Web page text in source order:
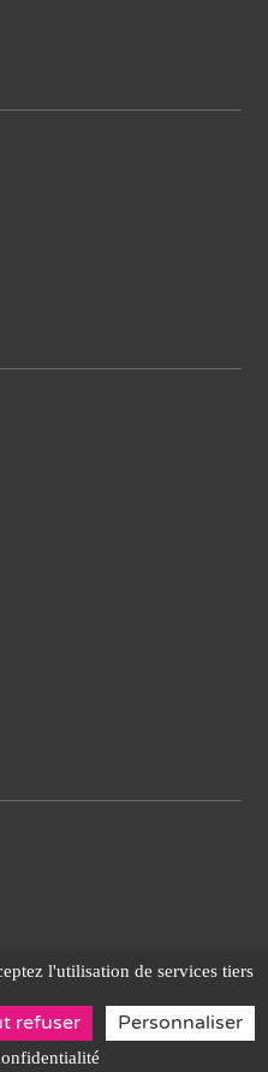
l’agence Wilkom
l'utilisation de services tiers
refuser Personnaliser